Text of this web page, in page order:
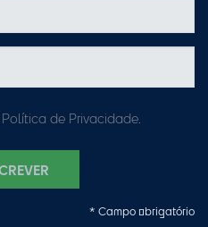
Política de Privacidade.
* Campo obrigatório